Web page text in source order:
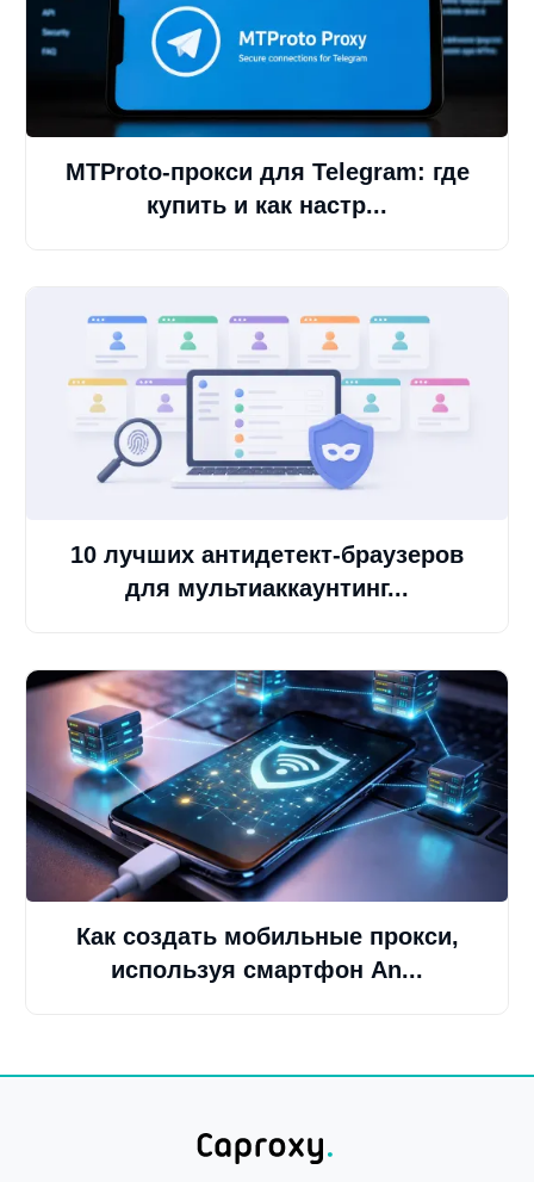
MTProto-прокси для Telegram: где
купить и как настр...
10 лучших антидетект-браузеров
для мультиаккаунтинг...
Как создать мобильные прокси,
используя смартфон An...